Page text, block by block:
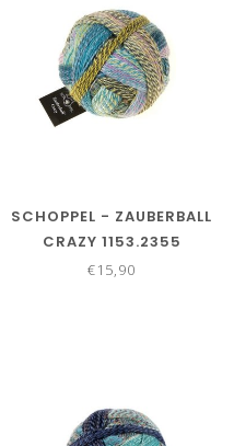
SCHOPPEL - ZAUBERBALL
CRAZY 1153.2355
€15,90